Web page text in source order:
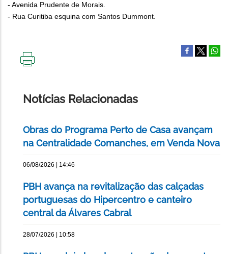
- Avenida Prudente de Morais.
- Rua Curitiba esquina com Santos Dummont.
Notícias Relacionadas
Obras do Programa Perto de Casa avançam
na Centralidade Comanches, em Venda Nova
06/08/2026 | 14:46
PBH avança na revitalização das calçadas
portuguesas do Hipercentro e canteiro
central da Álvares Cabral
28/07/2026 | 10:58